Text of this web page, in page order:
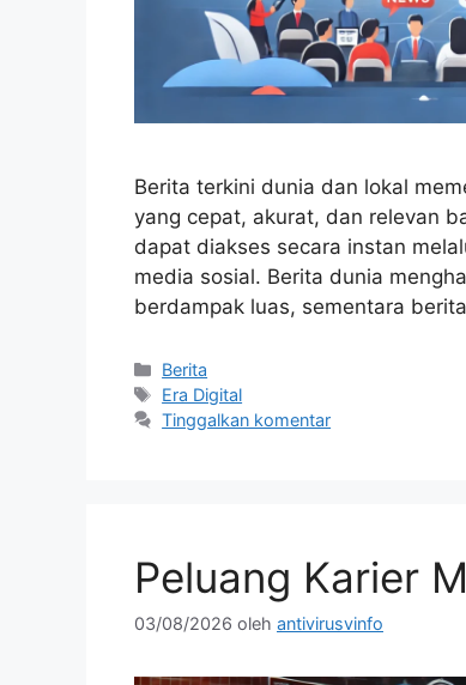
Berita terkini dunia dan lokal
yang cepat, akurat, dan relevan
dapat diakses secara instan
media sosial. Berita dunia
berdampak luas, sementara
Kategori
Berita
Tag
Era Digital
Tinggalkan komentar
Peluang Karier
03/08/2026 oleh antivirusvinfo